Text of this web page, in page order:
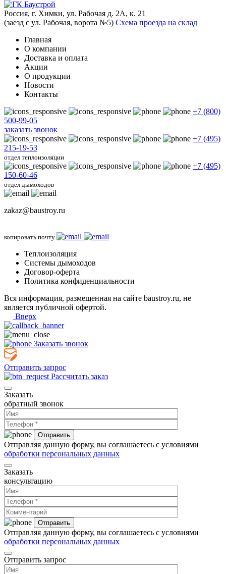
Россия, г. Химки, ул. Рабочая д. 2А, к. 21
(заезд с ул. Рабочая, ворота №5) Схема проезда на склад
Главная
О компании
Доставка и оплата
Акции
О продукции
Новости
Контакты
+7 (800)
500-99-05
заказать звонок
+7 (495)
215-19-53
отдел теплоизоляции
+7 (495)
150-60-46
отдел дымоходов
zakaz@baustroy.ru
копировать почту
Теплоизоляция
Системы дымоходов
Договор-оферта
Политика конфиденциальности
Вся информация, размещенная на сайте baustroy.ru, не
является публичной офертой.
Вверх
Заказать звонок
Отправить запрос
Рассчитать заказ
Заказать
обратный звонок
Отправляя данную форму, вы соглашаетесь с условиями
обработки персональных данных
Заказать
консультацию
Отправляя данную форму, вы соглашаетесь с условиями
обработки персональных данных
Отправить запрос